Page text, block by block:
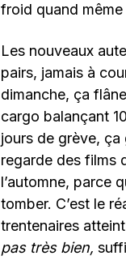
froid quand même
Les nouveaux
pairs, jamais à
dimanche, ça
cargo balançant
jours de grève,
regarde des films
l’automne, parce
tomber. C’est le
trentenaires
pas très bien,